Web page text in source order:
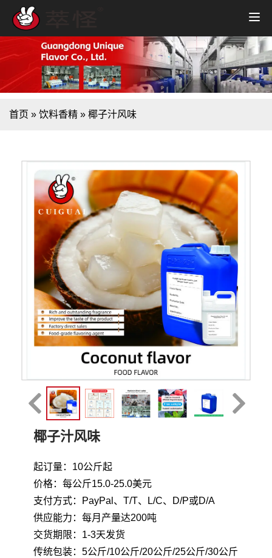
首页 » 饮料香精 » 椰子汁风味
椰子汁风味
起订量：10公斤起
价格：每公斤15.0-25.0美元
支付方式：PayPal、T/T、L/C、D/P或D/A
供应能力：每月产量达200吨
交货期限：1-3天发货
传统包装：5公斤/10公斤/20公斤/25公斤/30公斤